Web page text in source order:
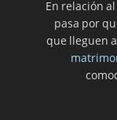
En relación
pasa por
que lleguen